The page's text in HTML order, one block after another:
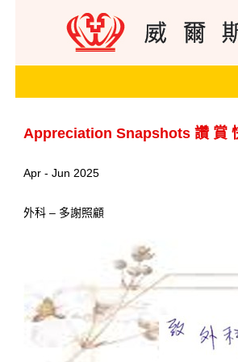
Appreciation Snapshots 讚 賞
Apr - Jun 2025
外科 – 多謝照顧